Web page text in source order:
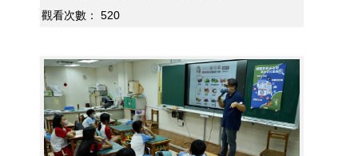
觀看次數：
520